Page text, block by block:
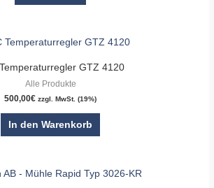
GTZ 4120
Alle Produkte
500,00€ zzgl. MwSt. (19%)
In den Warenkorb